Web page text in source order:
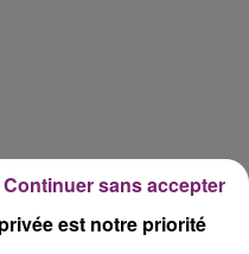
est notre priorité
Continuer sans accepter